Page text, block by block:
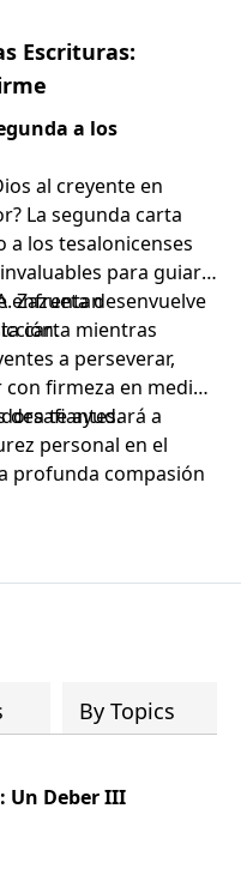
Escrituras:
a los
al creyente en
La segunda carta
a los tesalonicenses
para guiar a
enfrentan
Zazueta desenvuelve
carta mientras
a perseverar,
firmeza en medio
desafiantes.
te ayudará a
personal en el
profunda compasión
By Topics
Un Deber III